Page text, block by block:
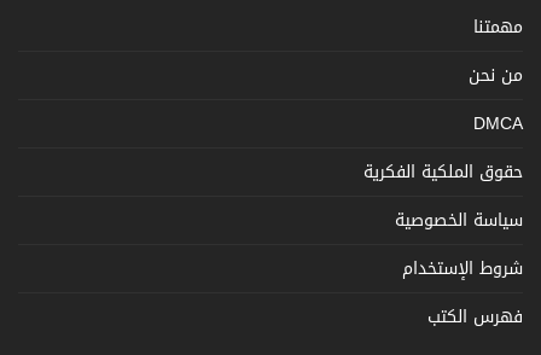
مهمتنا
من نحن
DMCA
حقوق الملكية الفكرية
سياسة الخصوصية
شروط الإستخدام
فهرس الكتب